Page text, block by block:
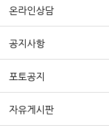
온라인상담
공지사항
포토공지
자유게시판